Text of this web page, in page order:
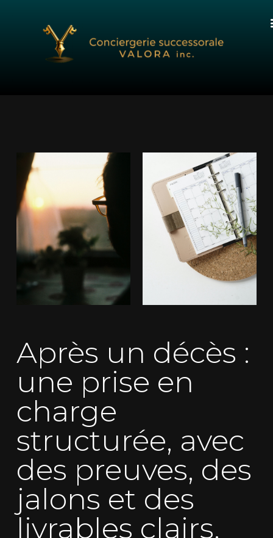
Après un décès :
une prise en
charge
structurée, avec
des preuves, des
jalons et des
livrables clairs.